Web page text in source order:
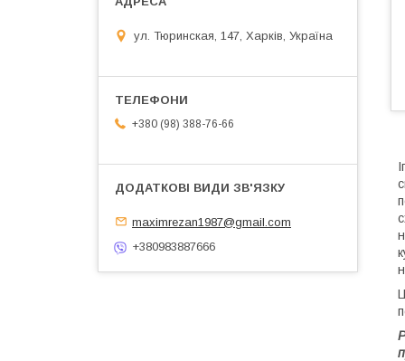
ул. Тюринская, 147, Харків, Україна
+380 (98) 388-76-66
maximrezan1987@gmail.com
+380983887666